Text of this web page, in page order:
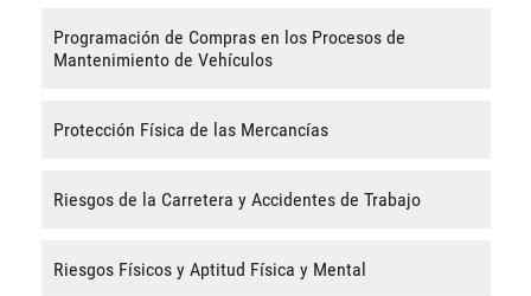
Programación de Compras en los Procesos de
Mantenimiento de Vehículos
Protección Física de las Mercancías
Riesgos de la Carretera y Accidentes de Trabajo
Riesgos Físicos y Aptitud Física y Mental